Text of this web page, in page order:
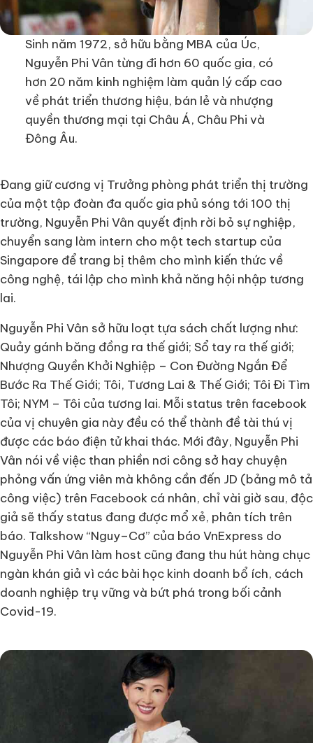
Sinh năm 1972, sở hữu bằng MBA của Úc,
Nguyễn Phi Vân từng đi hơn 60 quốc gia, có
hơn 20 năm kinh nghiệm làm quản lý cấp cao
về phát triển thương hiệu, bán lẻ và nhượng
quyền thương mại tại Châu Á, Châu Phi và
Đông Âu.
Đang giữ cương vị Trưởng phòng phát triển thị trường
của một tập đoàn đa quốc gia phủ sóng tới 100 thị
trường, Nguyễn Phi Vân quyết định rời bỏ sự nghiệp,
chuyển sang làm intern cho một tech startup của
Singapore để trang bị thêm cho mình kiến thức về
công nghệ, tái lập cho mình khả năng hội nhập tương
lai.
Nguyễn Phi Vân sở hữu loạt tựa sách chất lượng như:
Quảy gánh băng đồng ra thế giới; Sổ tay ra thế giới;
Nhượng Quyền Khởi Nghiệp – Con Đường Ngắn Để
Bước Ra Thế Giới; Tôi, Tương Lai & Thế Giới; Tôi Đi Tìm
Tôi; NYM – Tôi của tương lai. Mỗi status trên facebook
của vị chuyên gia này đều có thể thành đề tài thú vị
được các báo điện tử khai thác. Mới đây, Nguyễn Phi
Vân nói về việc than phiền nơi công sở hay chuyện
phỏng vấn ứng viên mà không cần đến JD (bảng mô tả
công việc) trên Facebook cá nhân, chỉ vài giờ sau, độc
giả sẽ thấy status đang được mổ xẻ, phân tích trên
báo. Talkshow “Nguy–Cơ” của báo VnExpress do
Nguyễn Phi Vân làm host cũng đang thu hút hàng chục
ngàn khán giả vì các bài học kinh doanh bổ ích, cách
doanh nghiệp trụ vững và bứt phá trong bối cảnh
Covid-19.